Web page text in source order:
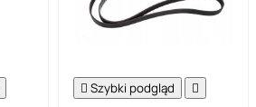
 Szybki podgląd 